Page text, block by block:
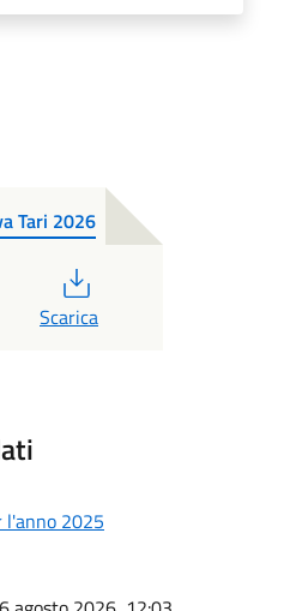
Tari 2026
Scarica
l'anno 2025